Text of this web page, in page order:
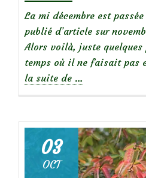
La mi décembre est
publié d’article sur
Alors voilà, juste quelques
temps où il ne faisait pas
la suite de à
novembre
au
jardin
…
03
OCT